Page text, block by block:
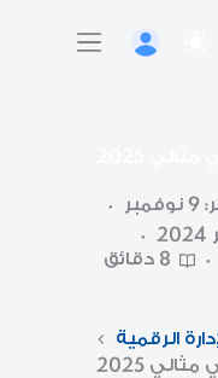
8 دقائق
الرقمية